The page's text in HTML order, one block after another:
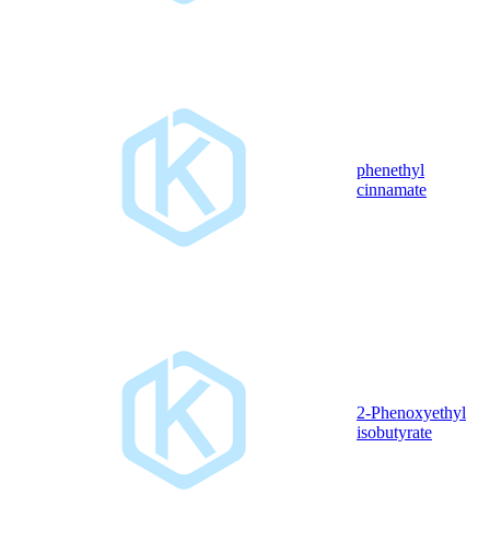
phenethyl
cinnamate
2-Phenoxyethyl
isobutyrate